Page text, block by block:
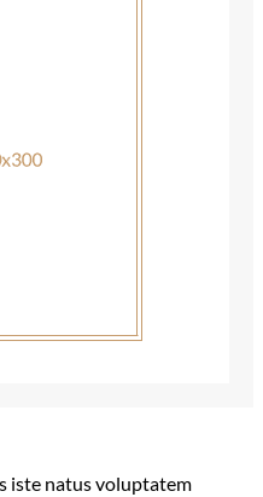
iste natus voluptatem